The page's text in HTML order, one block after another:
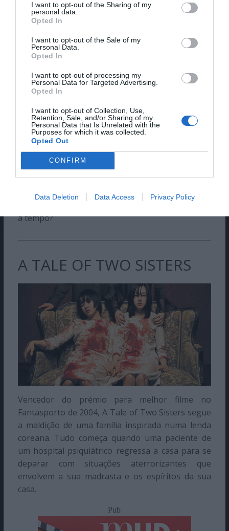
I want to opt-out of the Sharing of my
personal data.
Opted In
I want to opt-out of the Sale of my
Personal Data.
Opted In
I want to opt-out of processing my
Personal Data for Targeted Advertising.
Opted In
I want to opt-out of Collection, Use,
Retention, Sale, and/or Sharing of my
Personal Data that Is Unrelated with the
Purposes for which it was collected.
Opted Out
CONFIRM
Data Deletion Data Access Privacy Policy
Tudo começa quando Yoko, sua amiga, recebe
uma mensagem de voz no telemóvel datada de
dois dias no futuro. A mensagem consiste numa
tratar-se de uma partida a jovem ignora a
chamada. Contudo, dois dias depois, à hora
quando esta acaba misteriosamente morta. Este
evento cria uma corrente que se espalha pelos
contactos da vítima, num ciclo fatal e
aparentemente imparável. Dias depois é o
telemóvel de Yumi que toca, prevendo o seu fim.
Juntamente com Hiroshi Yamashita, a
protagonista terá agora de desvendar o que está
a tempo?
A TALE OF TWO SISTERS
Vencedor do prémio para melhor filme no
Fantasporto de 2004, A Tale of Two Sisters segue
a maldição de uma família inspirada numa lenda
coreana. Tudo começa quando uma paciente de
um hospital psiquiátrico regressa a casa para se
deparar com situações aterrorizantes que
envolvem a sua madrasta e os espíritos da sua
casa.
Pub